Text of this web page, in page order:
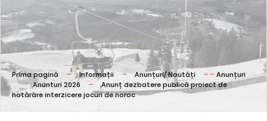
Prima pagină Informații Anunțuri/ Noutăți
Anunțuri
Anunturi 2026
Anunț dezbatere publică proiect de
hotărâre interzicere jocuri de noroc